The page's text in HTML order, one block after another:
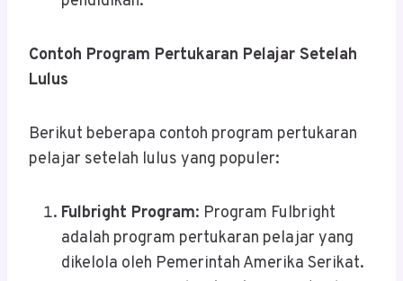
Contoh Program Pertukaran Pelajar Setelah
Lulus
Berikut beberapa contoh program pertukaran
pelajar setelah lulus yang populer:
Fulbright Program: Program Fulbright
adalah program pertukaran pelajar yang
dikelola oleh Pemerintah Amerika Serikat.